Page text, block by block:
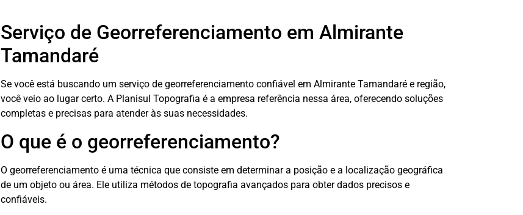
Serviço de Georreferenciamento em Almirante
Tamandaré
Se você está buscando um serviço de georreferenciamento confiável em Almirante Tamandaré e região,
você veio ao lugar certo. A Planisul Topografia é a empresa referência nessa área, oferecendo soluções
completas e precisas para atender às suas necessidades.
O que é o georreferenciamento?
O georreferenciamento é uma técnica que consiste em determinar a posição e a localização geográfica
de um objeto ou área. Ele utiliza métodos de topografia avançados para obter dados precisos e
confiáveis.